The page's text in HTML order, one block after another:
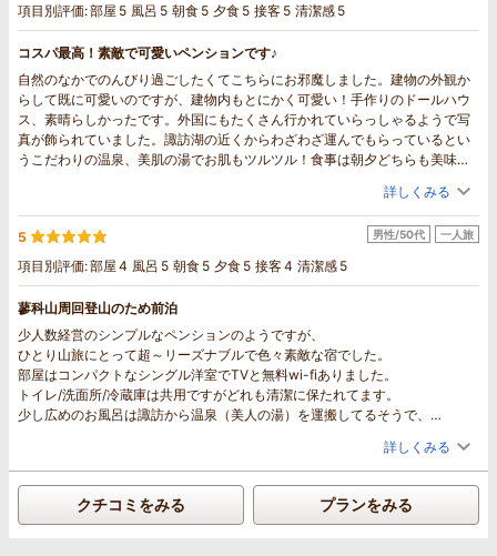
項目別評価:部屋 5 風呂 5 朝食 5 夕食 5 接客 5 清潔感 5
コスパ最高！素敵で可愛いペンションです♪
自然のなかでのんびり過ごしたくてこちらにお邪魔しました。建物の外観か
らして既に可愛いのですが、建物内もとにかく可愛い！手作りのドールハウ
ス、素晴らしかったです。外国にもたくさん行かれていらっしゃるようで写
真が飾られていました。諏訪湖の近くからわざわざ運んでもらっているとい
うこだわりの温泉、美肌の湯でお肌もツルツル！食事は朝夕どちらも美味し
食時の野鳥観察は、事前情報で見れるかどうかは自然のことだからわからな
いと聞いてはいましたが、数種類の鳥たちを見ることができて感激でした。
ご主人はお話し上手で本当に色んな事を知ってらして感心することばかり
で、とても楽しい時間を過ごすことができました。次にお邪魔した時には外
国のお話しや車のお話しも是非聞きたいと思いますので、引退はまだまだ先
にしてずっとお元気で続けていて欲しいと思いました。また絶対行きます！
詳しくみる
5
項目別評価:部屋 4 風呂 5 朝食 5 夕食 5 接客4 清潔感 5
男性/50代 一人旅
蓼科山周回登山のため前泊
少人数経営のシンプルなペンションのようですが、
ひとり山旅にとって超～リーズナブルで色々素敵な宿でした。
部屋はコンパクトなシングル洋室でTVと無料wi-fiありました。
トイレ/洗面所/冷蔵庫は共用ですがどれも清潔に保たれてます。
少し広めのお風呂は諏訪から温泉（美人の湯）を運搬してるそうで、
食事は品数厳選な感じでしたがどれも丁寧な調理で美味しかったです。
立地は蓼科の真ん中って感じで、蓼科周辺が目的なら超ナイスです。
なによりオーナーがとてもフレンドリーかつ気さくな方で、
滞在中、自然に関する色々な面白い話をお聞きすることが出来ました。
詳しくみる
クチコミをみる プランをみる